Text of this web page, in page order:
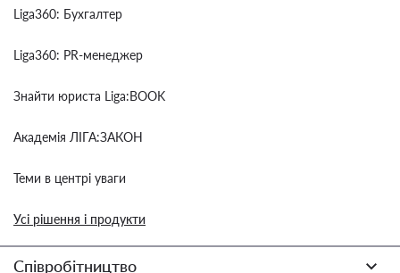
Liga360: Бухгалтер
Liga360: PR-менеджер
Знайти юриста Liga:BOOK
Академія ЛІГА:ЗАКОН
Теми в центрі уваги
Усі рішення і продукти
Співробітництво